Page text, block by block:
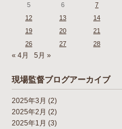
5
6 7
12
13 14
19
20 21
26
27 28
« 4月 5月 »
現場監督ブログアーカイブ
2025年3月 (2)
2025年2月 (2)
2025年1月 (3)